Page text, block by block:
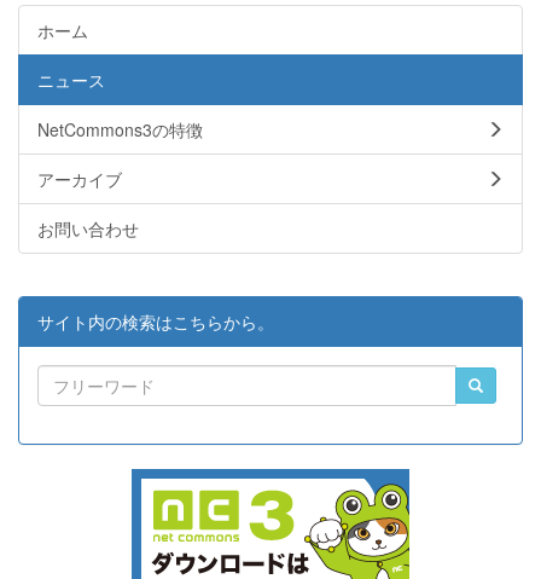
ホーム
ニュース
NetCommons3の特徴
アーカイブ
お問い合わせ
サイト内の検索はこちらから。